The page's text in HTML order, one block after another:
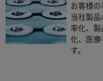
お客様
当社製
率化、
化、医
す。